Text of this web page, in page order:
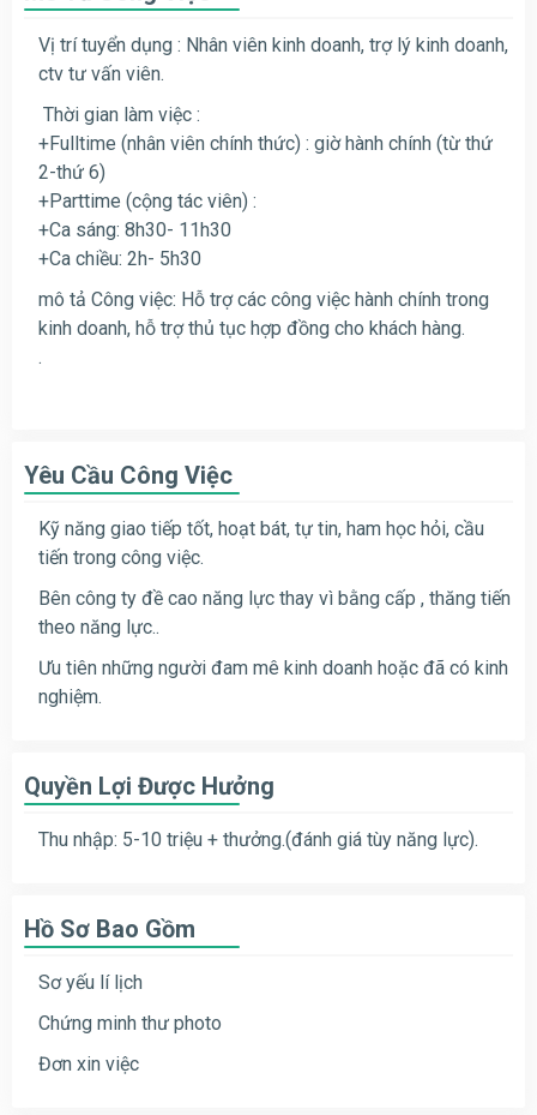
Vị trí tuyển dụng : Nhân viên kinh doanh, trợ lý kinh doanh,
ctv tư vấn viên.
Thời gian làm việc :
+Fulltime (nhân viên chính thức) : giờ hành chính (từ thứ
2-thứ 6)
+Parttime (cộng tác viên) :
+Ca sáng: 8h30- 11h30
+Ca chiều: 2h- 5h30
mô tả Công việc: Hỗ trợ các công việc hành chính trong
kinh doanh, hỗ trợ thủ tục hợp đồng cho khách hàng.
.
Yêu Cầu Công Việc
Kỹ năng giao tiếp tốt, hoạt bát, tự tin, ham học hỏi, cầu
tiến trong công việc.
Bên công ty đề cao năng lực thay vì bằng cấp , thăng tiến
theo năng lực..
Ưu tiên những người đam mê kinh doanh hoặc đã có kinh
nghiệm.
Quyền Lợi Được Hưởng
Thu nhập: 5-10 triệu + thưởng.(đánh giá tùy năng lực).
Hồ Sơ Bao Gồm
Sơ yếu lí lịch
Chứng minh thư photo
Đơn xin việc